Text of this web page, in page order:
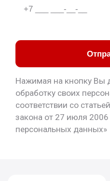
Нажимая на кнопку Вы
обработку своих
соответствии со
закона от 27 июля
персональных данных»